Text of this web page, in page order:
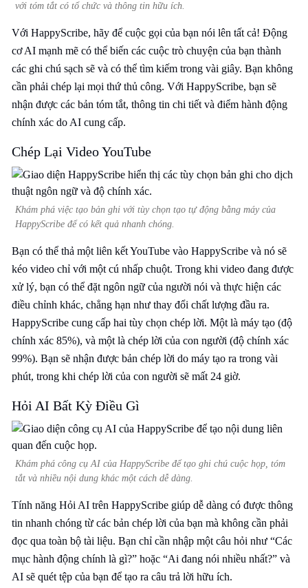
với tóm tắt có tổ chức và thông tin hữu ích.
Với HappyScribe, hãy để cuộc gọi của bạn nói lên tất cả! Động
cơ AI mạnh mẽ có thể biến các cuộc trò chuyện của bạn thành
các ghi chú sạch sẽ và có thể tìm kiếm trong vài giây. Bạn không
cần phải chép lại mọi thứ thủ công. Với HappyScribe, bạn sẽ
nhận được các bản tóm tắt, thông tin chi tiết và điểm hành động
chính xác do AI cung cấp.
Chép Lại Video YouTube
Khám phá việc tạo bản ghi với tùy chọn tạo tự động bằng máy của
HappyScribe để có kết quả nhanh chóng.
Bạn có thể thả một liên kết YouTube vào HappyScribe và nó sẽ
kéo video chỉ với một cú nhấp chuột. Trong khi video đang được
xử lý, bạn có thể đặt ngôn ngữ của người nói và thực hiện các
điều chỉnh khác, chẳng hạn như thay đổi chất lượng đầu ra.
HappyScribe cung cấp hai tùy chọn chép lời. Một là máy tạo (độ
chính xác 85%), và một là chép lời của con người (độ chính xác
99%). Bạn sẽ nhận được bản chép lời do máy tạo ra trong vài
phút, trong khi chép lời của con người sẽ mất 24 giờ.
Hỏi AI Bất Kỳ Điều Gì
Khám phá công cụ AI của HappyScribe để tạo ghi chú cuộc họp, tóm
tắt và nhiều nội dung khác một cách dễ dàng.
Tính năng Hỏi AI trên HappyScribe giúp dễ dàng có được thông
tin nhanh chóng từ các bản chép lời của bạn mà không cần phải
đọc qua toàn bộ tài liệu. Bạn chỉ cần nhập một câu hỏi như “Các
mục hành động chính là gì?” hoặc “Ai đang nói nhiều nhất?” và
AI sẽ quét tệp của bạn để tạo ra câu trả lời hữu ích.